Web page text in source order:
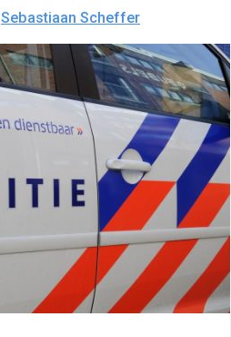
Sebastiaan Scheffer